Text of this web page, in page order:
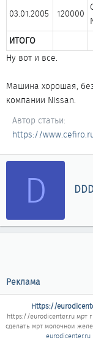
03.01.2005​ 120000​
ИТОГО
Ну вот и все.
Машина хорошая,
компании Nissan.
Автор статьи
https://
D
А
Реклама
Https://
https://eurodicenter.ruмрт
сделать мрт молочнои
eurodicenter.ru